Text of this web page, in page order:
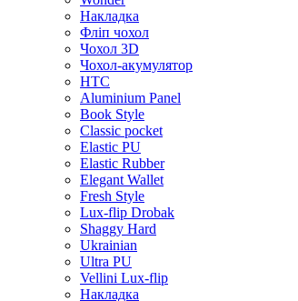
Накладка
Фліп чохол
Чохол 3D
Чохол-акумулятор
HTC
Aluminium Panel
Book Style
Classic pocket
Elastic PU
Elastic Rubber
Elegant Wallet
Fresh Style
Lux-flip Drobak
Shaggy Hard
Ukrainian
Ultra PU
Vellini Lux-flip
Накладка